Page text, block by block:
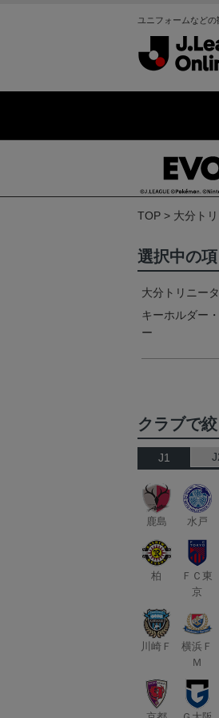
ユニフォームなど
TOP 大分ト
選択中の項
大分トリニータ
キーホルダー
ー
クラブで
J1
鹿島 水戸
柏
ＦＣ東
京
川崎Ｆ
横浜Ｆ
Ｍ